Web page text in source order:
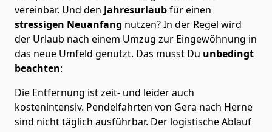
vereinbar. Und den Jahresurlaubfür einen
stressigen Neuanfang nutzen? In der Regel wird
der Urlaub nach einem Umzug zur Eingewöhnung in
das neue Umfeld genutzt. Das musst Du unbedingt
beachten:
Die Entfernung ist zeit- und leider auch
kostenintensiv. Pendelfahrten von Gera nach Herne
sind nicht täglich ausführbar. Der logistische Ablauf